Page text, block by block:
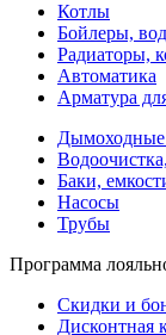
Котлы
Бойлеры,
Радиаторы,
Автоматика
Арматура
Дымоходные
Баки,
Насосы
Трубы
Программа
Скидки и
Дисконтная